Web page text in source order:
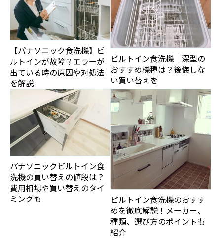
【パナソニック食洗機】ビ
ルトインが故障？エラーが
出ている時の原因や対処法
を解説
ビルトイン食洗機｜深型の
おすすめ機種は？後悔しな
い買い替えを
パナソニックビルトイン食
洗機の買い替えの値段は？
費用相場や買い替えのタイ
ミングも
ビルトイン食洗機のおすす
めを徹底解説！メーカー、
種類、選び方のポイントも
紹介